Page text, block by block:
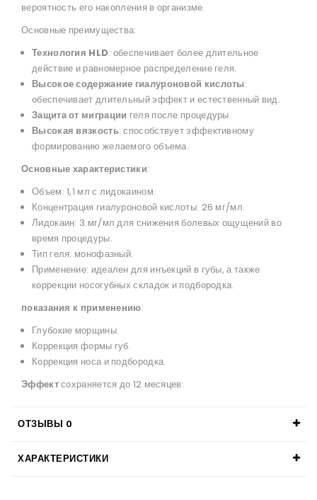
вероятность его накопления в организме.
Основные преимущества:
Технология HLD: обеспечивает более длительное
действие и равномерное распределение геля.
Высокое содержание гиалуроновой кислоты:
обеспечивает длительный эффект и естественный вид.
Защита от миграции геля после процедуры.
Высокая вязкость: способствует эффективному
формированию желаемого объема.
Основные характеристики:
Объем: 1,1 мл с лидокаином.
Концентрация гиалуроновой кислоты: 26 мг/мл.
Лидокаин: 3 мг/мл для снижения болевых ощущений во
время процедуры.
Тип геля: монофазный.
Применение: идеален для инъекций в губы, а также
коррекции носогубных складок и подбородка.
показания к применению:
Глубокие морщины.
Коррекция формы губ.
Коррекция носа и подбородка.
Эффектсохраняется до 12 месяцев.
ОТЗЫВЫ 0
ХАРАКТЕРИСТИКИ